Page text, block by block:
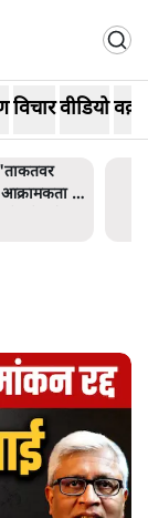
विचारवीडियो
'ताकतवर
न
को सुने':